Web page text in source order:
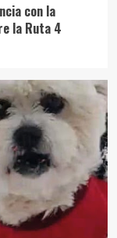
con la
la Ruta 4